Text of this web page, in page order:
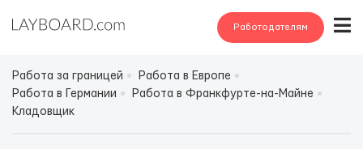
Работодателям
Работа за границей
Работа в Европе
Работа в Германии
Работа в Франкфурте-на-Майне
Кладовщик